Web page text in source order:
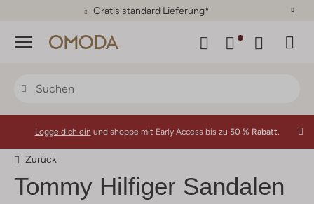
Gratis standard Lieferung*
Menü
Logge dich ein und shoppe mit Early Access bis zu 50 % Rabatt.
Zurück
Tommy Hilfiger Sandalen